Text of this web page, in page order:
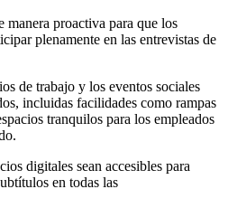
manera proactiva para que los
plenamente en las entrevistas de
de trabajo y los eventos sociales
incluidas facilidades como rampas
tranquilos para los empleados
digitales sean accesibles para
en todas las